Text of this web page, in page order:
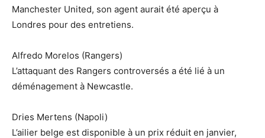
Manchester United, son agent aurait été aperçu à
Londres pour des entretiens.
Alfredo Morelos (Rangers)
L’attaquant des Rangers controversés a été lié à un
déménagement à Newcastle.
Dries Mertens (Napoli)
L’ailier belge est disponible à un prix réduit en janvier,